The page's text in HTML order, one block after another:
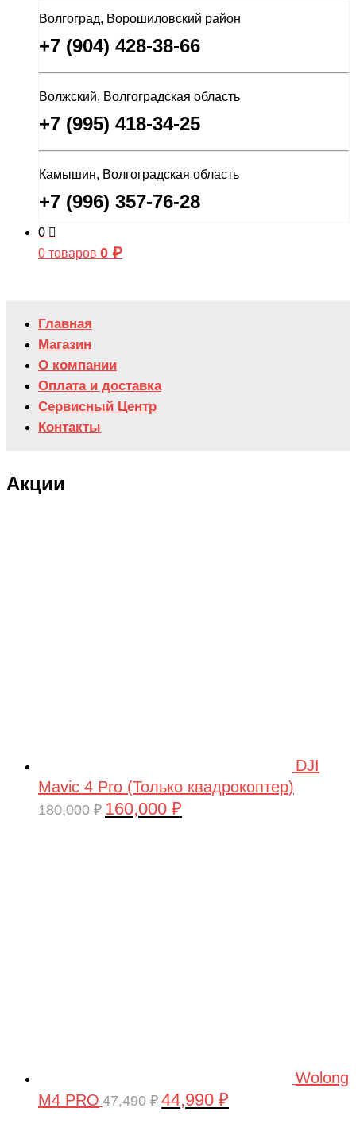
Волгоград, Ворошиловский район
+7 (904) 428-38-66
Волжский, Волгоградская область
+7 (995) 418-34-25
Камышин, Волгоградская область
+7 (996) 357-76-28
0
0 товаров 0 ₽
Главная
Магазин
О компании
Оплата и доставка
Сервисный Центр
Контакты
Акции
DJI
Mavic 4 Pro (Только квадрокоптер)
180,000₽ Первоначальная
160,000 ₽
Wolong
M4 PRO 47,490₽ Первоначальная
44,990 ₽